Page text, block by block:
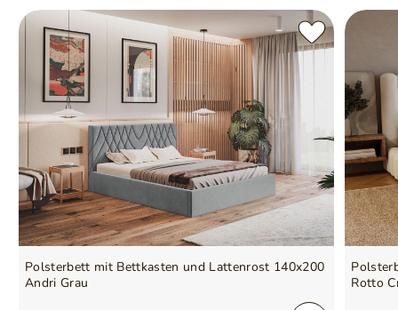
Polsterbett mit Bettkasten und Lattenrost 140x200
Andri Grau
Rotto